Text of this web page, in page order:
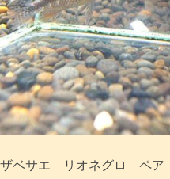
ベサエ リオネグロ ペア